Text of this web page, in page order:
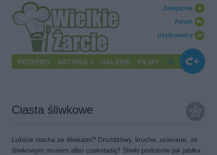
Użytkownicy
Forum
Zaloguj się
PRZEPISY ARTYKUŁY GALERIE FILMY
Ciasta śliwkowe
Lubicie ciacha ze śliwkami? Drożdżówy, kruche, ucierane, ze
śliwkowym musem albo czekoladą? Śliwki podobnie jak jabłka